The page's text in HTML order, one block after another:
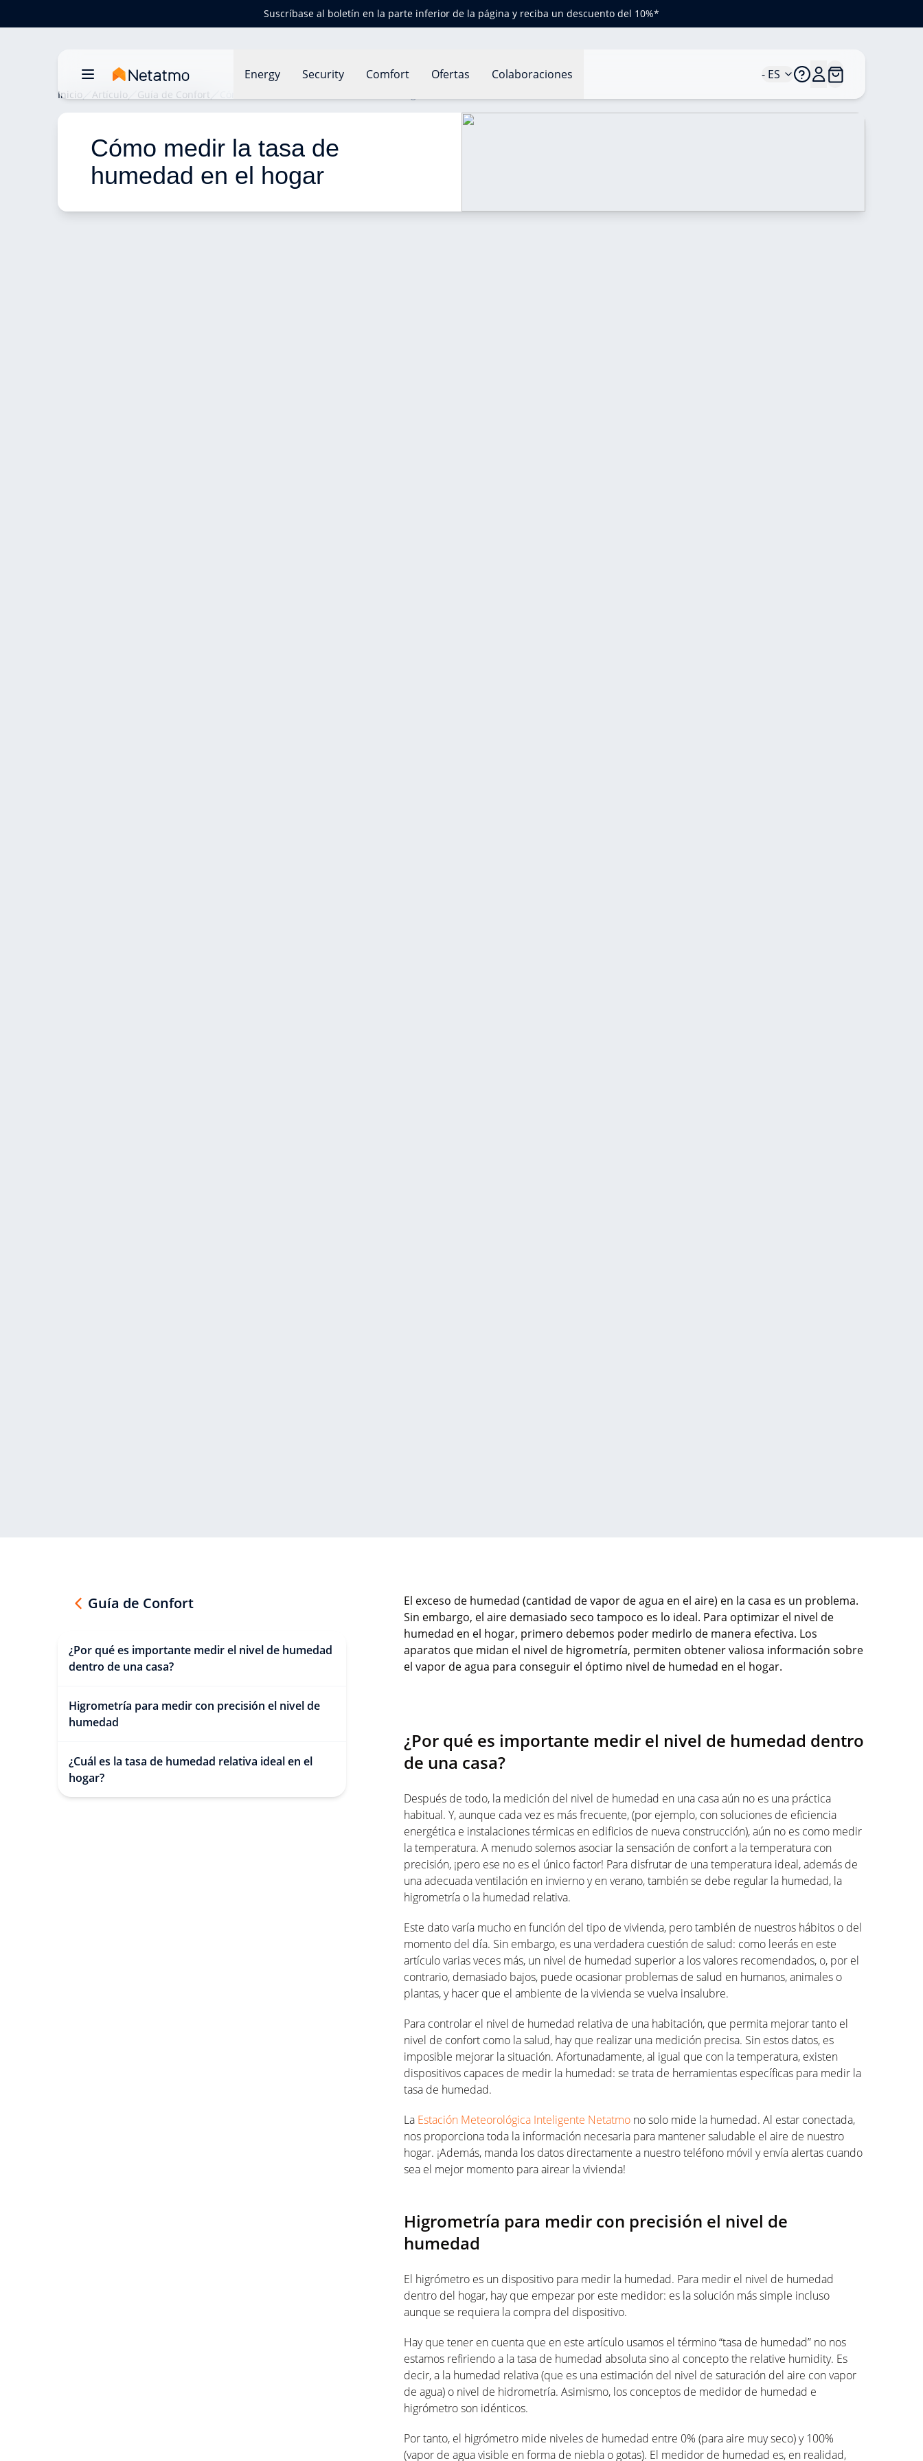
Suscríbase al boletín en la parte inferior de la página y reciba un descuento del 10%*
Energy Security Comfort Ofertas Colaboraciones - ES
Inicio Artículo Guía de Confort
Cómo medir la tasa de
humedad en el hogar
Guía de Confort
¿Por qué es importante medir el nivel de humedad
dentro de una casa?
Higrometría para medir con precisión el nivel de
humedad
¿Cuál es la tasa de humedad relativa ideal en el
hogar?
El exceso de humedad (cantidad de vapor de agua en el aire) en la casa es un problema.
Sin embargo, el aire demasiado seco tampoco es lo ideal. Para optimizar el nivel de
humedad en el hogar, primero debemos poder medirlo de manera efectiva. Los
aparatos que midan el nivel de higrometría, permiten obtener valiosa información sobre
el vapor de agua para conseguir el óptimo nivel de humedad en el hogar.
¿Por qué es importante medir el nivel de humedad dentro
de una casa?
Después de todo, la medición del nivel de humedad en una casa aún no es una práctica
habitual. Y, aunque cada vez es más frecuente, (por ejemplo, con soluciones de eficiencia
energética e instalaciones térmicas en edificios de nueva construcción), aún no es como medir
la temperatura. A menudo solemos asociar la sensación de confort a la temperatura con
precisión, ¡pero ese no es el único factor! Para disfrutar de una temperatura ideal, además de
una adecuada ventilación en invierno y en verano, también se debe regular la humedad, la
higrometría o la humedad relativa.
Este dato varía mucho en función del tipo de vivienda, pero también de nuestros hábitos o del
momento del día. Sin embargo, es una verdadera cuestión de salud: como leerás en este
artículo varias veces más, un nivel de humedad superior a los valores recomendados, o, por el
contrario, demasiado bajos, puede ocasionar problemas de salud en humanos, animales o
plantas, y hacer que el ambiente de la vivienda se vuelva insalubre.
Para controlar el nivel de humedad relativa de una habitación, que permita mejorar tanto el
nivel de confort como la salud, hay que realizar una medición precisa. Sin estos datos, es
imposible mejorar la situación. Afortunadamente, al igual que con la temperatura, existen
dispositivos capaces de medir la humedad: se trata de herramientas específicas para medir la
tasa de humedad.
La Estación Meteorológica Inteligente Netatmo no solo mide la humedad. Al estar conectada,
nos proporciona toda la información necesaria para mantener saludable el aire de nuestro
hogar. ¡Además, manda los datos directamente a nuestro teléfono móvil y envía alertas cuando
sea el mejor momento para airear la vivienda!
Higrometría para medir con precisión el nivel de
humedad
El higrómetro es un dispositivo para medir la humedad. Para medir el nivel de humedad
dentro del hogar, hay que empezar por este medidor: es la solución más simple incluso
aunque se requiera la compra del dispositivo.
Hay que tener en cuenta que en este artículo usamos el término “tasa de humedad” no nos
estamos refiriendo a la tasa de humedad absoluta sino al concepto the relative humidity. Es
decir, a la humedad relativa (que es una estimación del nivel de saturación del aire con vapor
de agua) o nivel de hidrometría. Asimismo, los conceptos de medidor de humedad e
higrómetro son idénticos.
Por tanto, el higrómetro mide niveles de humedad entre 0% (para aire muy seco) y 100%
(vapor de agua visible en forma de niebla o gotas). El medidor de humedad es, en realidad,